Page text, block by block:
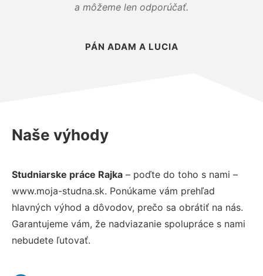
a môžeme len odporúčať.
PÁN ADAM A LUCIA
Naše výhody
Studniarske práce Rajka – poďte do toho s nami –
www.moja-studna.sk. Ponúkame vám prehľad
hlavných výhod a dôvodov, prečo sa obrátiť na nás.
Garantujeme vám, že nadviazanie spolupráce s nami
nebudete ľutovať.